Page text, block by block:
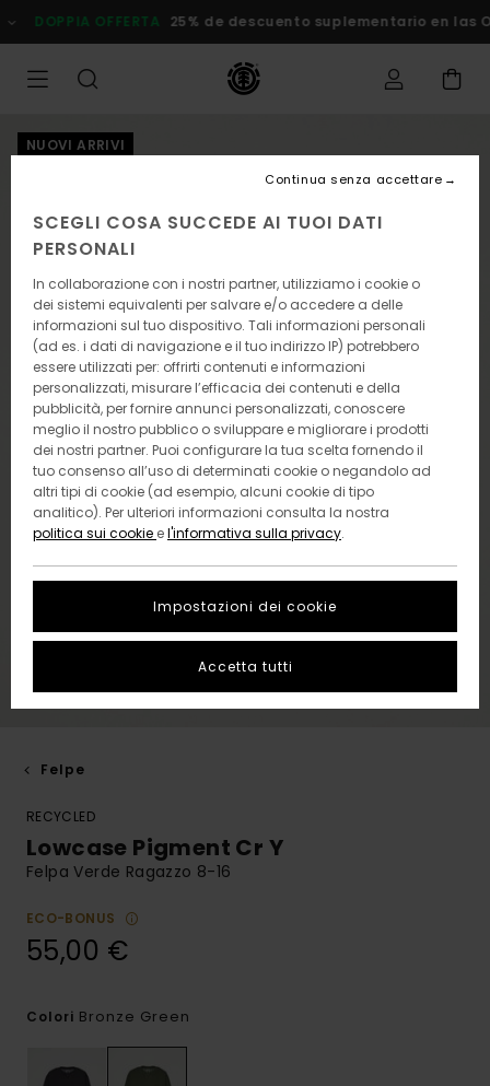
alle
informazioni
prodotto
DOPPIA OFFERTA 25% de descuento suplementario en las
NUOVI ARRIVI
Felpe
RECYCLED
Lowcase Pigment Cr Y
Felpa Verde Ragazzo 8-16
ECO-BONUS
55,00 €
Colori Bronze Green
SCEGLI COSA SUCCEDE AI TUOI DATI
PERSONALI
In collaborazione con i nostri partner, utilizziamo i cookie o
dei sistemi equivalenti per salvare e/o accedere a delle
informazioni sul tuo dispositivo. Tali informazioni personali
(ad es. i dati di navigazione e il tuo indirizzo IP) potrebbero
essere utilizzati per: offrirti contenuti e informazioni
personalizzati, misurare l’efficacia dei contenuti e della
pubblicità, per fornire annunci personalizzati, conoscere
meglio il nostro pubblico o sviluppare e migliorare i prodotti
dei nostri partner. Puoi configurare la tua scelta fornendo il
tuo consenso all’uso di determinati cookie o negandolo ad
altri tipi di cookie (ad esempio, alcuni cookie di tipo
analitico). Per ulteriori informazioni consulta la nostra
politica sui cookie el'informativa sulla privacy.
Impostazioni dei cookie
Continua senza accettare
Accetta tutti